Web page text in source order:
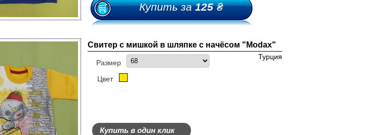
Купить за125₴
Свитер с мишкой в шляпке с начёсом "Modax"
Турция
Купить в один клик
Размер
Цвет